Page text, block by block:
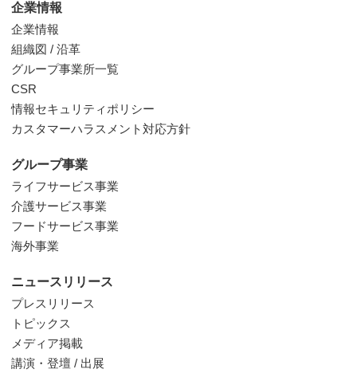
企業情報
企業情報
組織図 / 沿革
グループ事業所一覧
CSR
情報セキュリティポリシー
カスタマーハラスメント対応方針
グループ事業
ライフサービス事業
介護サービス事業
フードサービス事業
海外事業
ニュースリリース
プレスリリース
トピックス
メディア掲載
講演・登壇 / 出展